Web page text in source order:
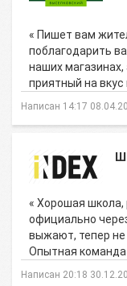
« Пишет вам
поблагодарить
наших
приятный на вкус
Написан 14:17
« Хорошая
официально
выжают, тепер не
Опытная
Написан 20:18